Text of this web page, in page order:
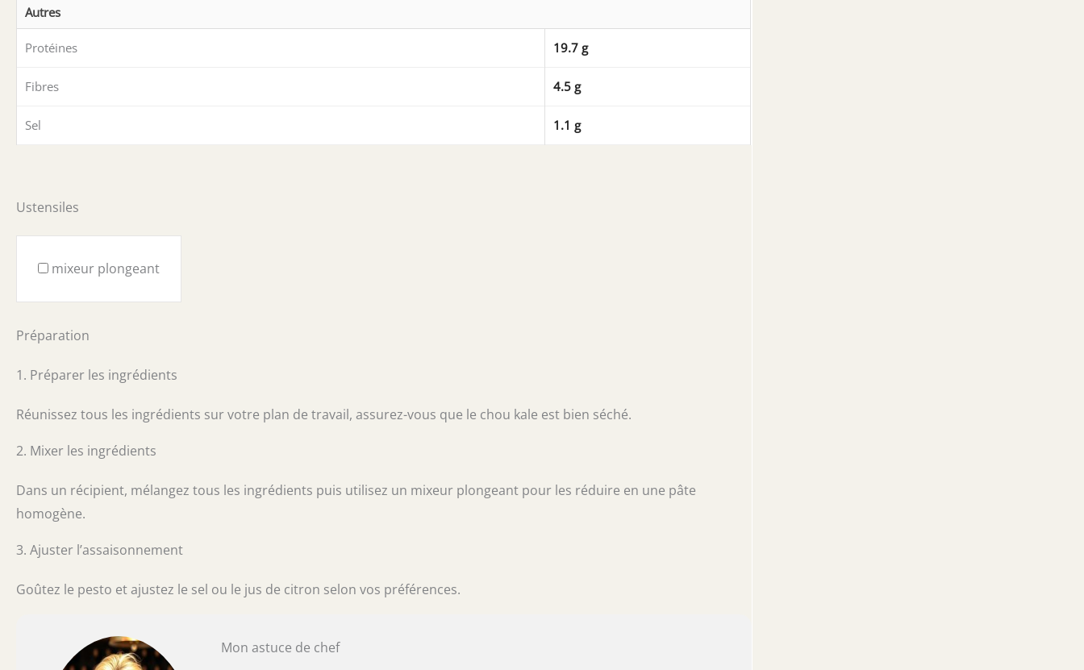
Autres
Protéines 19.7 g
Fibres 4.5 g
Sel 1.1 g
Ustensiles
mixeur plongeant
Préparation
1. Préparer les ingrédients
Réunissez tous les ingrédients sur votre plan de travail, assurez-vous que le chou kale est bien séché.
2. Mixer les ingrédients
Dans un récipient, mélangez tous les ingrédients puis utilisez un mixeur plongeant pour les réduire en une pâte
homogène.
3. Ajuster l’assaisonnement
Goûtez le pesto et ajustez le sel ou le jus de citron selon vos préférences.
Mon astuce de chef